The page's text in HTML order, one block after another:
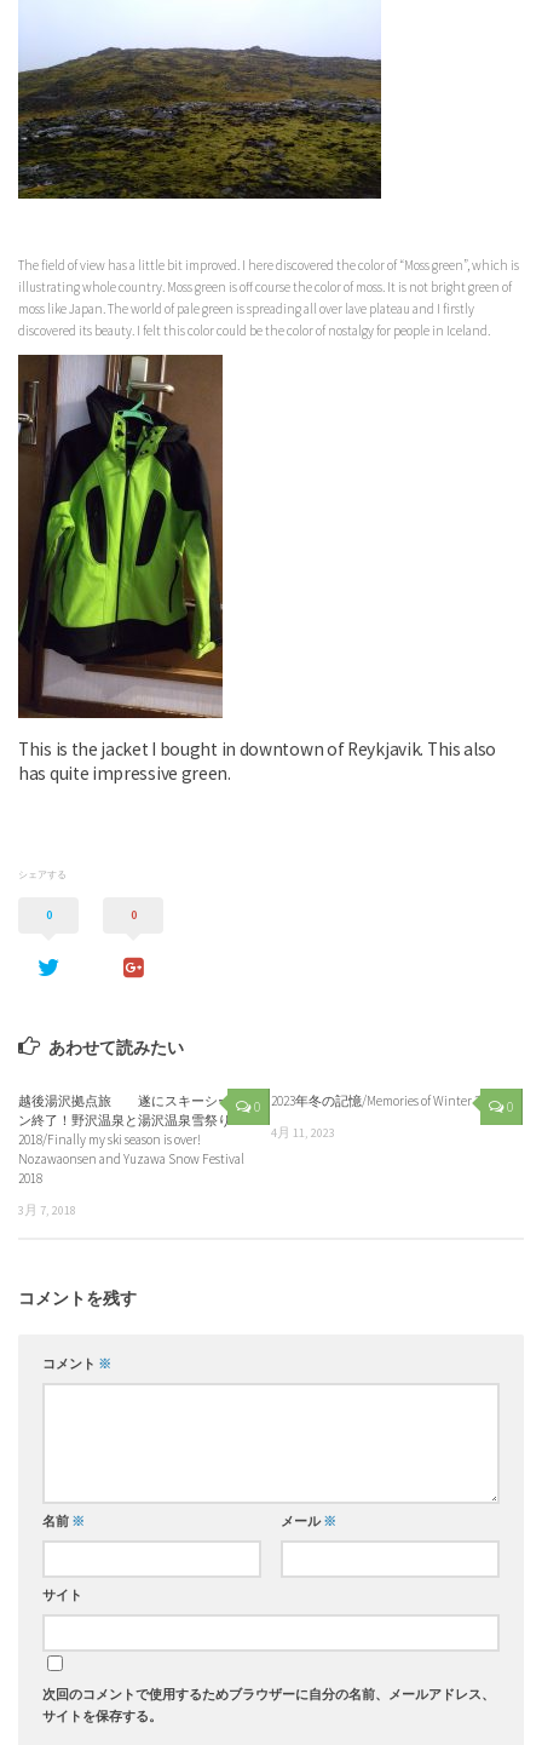
The field of view has a little bit improved. I here discovered the color of “Moss green”, which is
illustrating whole country. Moss green is off course the color of moss. It is not bright green of
moss like Japan. The world of pale green is spreading all over lave plateau and I firstly
discovered its beauty. I felt this color could be the color of nostalgy for people in Iceland.
This is the jacket I bought in downtown of Reykjavik. This also
has quite impressive green.
シェアする
0 0
あわせて読みたい
0
越後湯沢拠点旅 遂にスキーシーズ
ン終了！野沢温泉と湯沢温泉雪祭り
2018/Finally my ski season is over!
Nozawaonsen and Yuzawa Snow Festival
2018
3月 7, 2018
0
2023年冬の記憶/Memories of Winter 2023
4月 11, 2023
コメントを残す
コメント ※
名前 ※ メール※
サイト
次回のコメントで使用するためブラウザーに自分の名前、メールアドレス、
サイトを保存する。